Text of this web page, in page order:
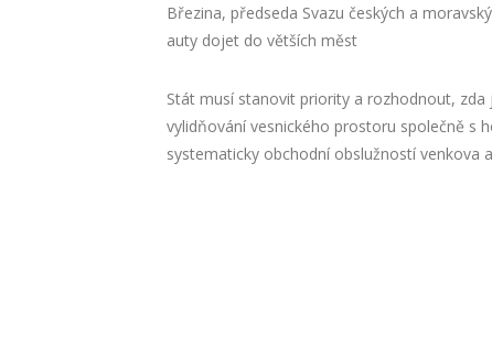
Březina, předseda Svazu českých a
auty dojet do větších měst
Stát musí stanovit priority a rozhodnout,
vylidňování vesnického prostoru společně s
systematicky obchodní obslužností